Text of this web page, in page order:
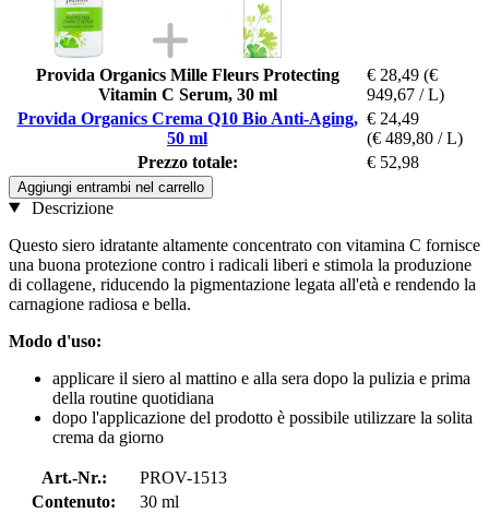
Provida Organics Mille Fleurs Protecting
Vitamin C Serum, 30 ml
€ 28,49 (€
949,67 / L)
Provida Organics Crema Q10 Bio Anti-Aging,
50 ml
€ 24,49
(€ 489,80 / L)
Prezzo totale:
€ 52,98
Aggiungi entrambi nel carrello
Descrizione
Questo siero idratante altamente concentrato con vitamina C fornisce
una buona protezione contro i radicali liberi e stimola la produzione
di collagene, riducendo la pigmentazione legata all'età e rendendo la
carnagione radiosa e bella.
Modo d'uso:
applicare il siero al mattino e alla sera dopo la pulizia e prima
della routine quotidiana
dopo l'applicazione del prodotto è possibile utilizzare la solita
crema da giorno
Art.-Nr.:
PROV-1513
Contenuto:
30 ml